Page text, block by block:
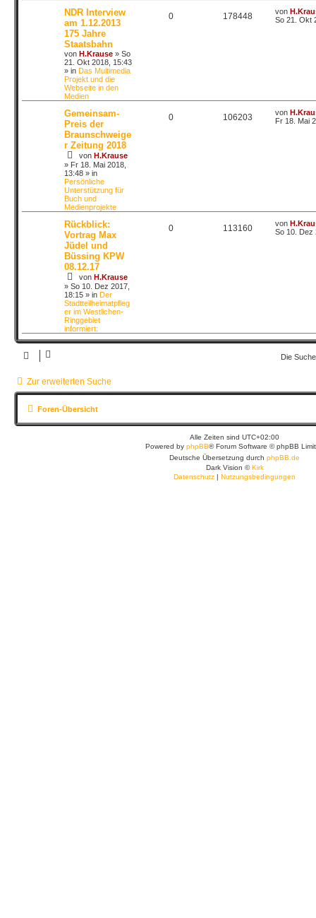
NDR Interview
am 1.12.2013
175 Jahre
Staatsbahn
von H.Krause » So
21. Okt 2018, 15:43
» in Das Multimedia
Projekt und die
Webseite in den
Medien
0 178448 von
So 21. Okt
Gemeinsam-
Preis der
Braunschweige
r Zeitung 2018
von H.Krause
» Fr 18. Mai 2018,
13:48 » in
Persönliche
Unterstützung für
Buch und
Medienprojekte
0 106203 von
Fr 18. Mai
Rückblick:
Vortrag Max
Jüdel und
Büssing KPW
08.12.17
von H.Krause
» So 10. Dez 2017,
18:15 » in Der
Stadtteilheimatpfleg
er im Westlichen-
Ringgebiet
informiert:
0 113160 von
So 10. Dez
Die
Zur erweiterten Suche
Foren-Übersicht
Alle Zeiten sind UTC+02:00
Powered by phpBB® Forum Software © phpBB
Deutsche Übersetzung durch phpBB.de
Dark Vision ©Kirk
Datenschutz | Nutzungsbedingungen